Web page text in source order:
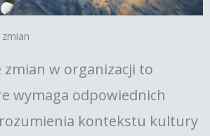
w organizacji to
wymaga odpowiednich
kontekstu kultury